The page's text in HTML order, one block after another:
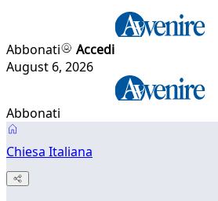
Abbonati
Accedi
August 6, 2026
Abbonati
Chiesa Italiana